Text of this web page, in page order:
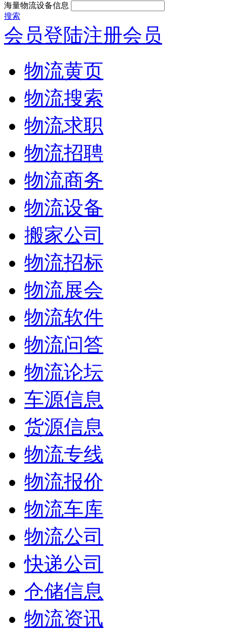
海量物流设备信息
搜索
会员登陆注册会员
物流黄页
物流搜索
物流求职
物流招聘
物流商务
物流设备
搬家公司
物流招标
物流展会
物流软件
物流问答
物流论坛
车源信息
货源信息
物流专线
物流报价
物流车库
物流公司
快递公司
仓储信息
物流资讯